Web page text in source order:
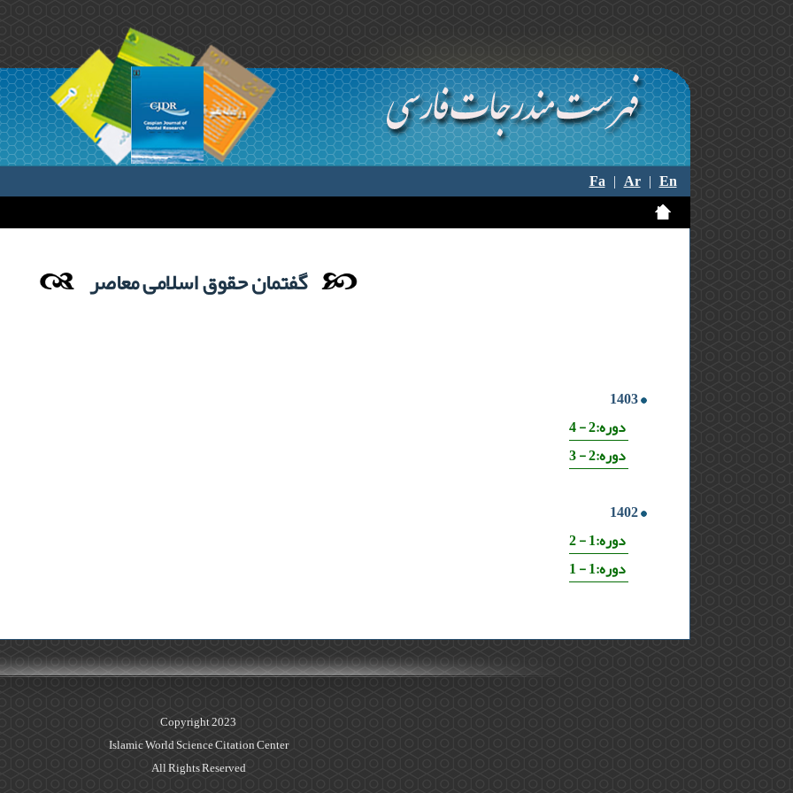
Fa|Ar|En
گفتمان حقوق اسلامی معاصر
1403
دوره:2 - 4
دوره:2 - 3
1402
دوره:1 - 2
دوره:1 - 1
Copyright 2023
Islamic World Science Citation Center
All Rights Reserved